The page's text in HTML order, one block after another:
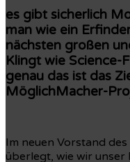
es gibt sicherlich
man wie ein
nächsten großen
Klingt wie Science-
genau das ist das
MöglichMacher-
Im neuen Vorstand
überlegt, wie wir unser